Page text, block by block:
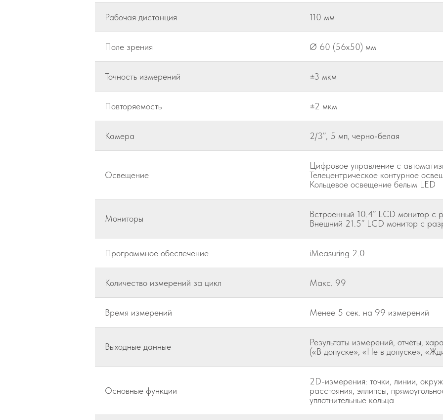
Рабочая дистанция 110 мм
Поле зрения Ø 60 (56x50) мм
Точность измерений ±3 мкм
Повторяемость ±2 мкм
Камера 2/3’’, 5 мп, черно-белая
Освещение
Цифровое управление с
Телецентрическое контурное
Кольцевое освещение белым LED
Мониторы
Встроенный 10.4’’ LCD монитор
Внешний 21.5’’ LCD монитор с
Программное обеспечение iMeasuring 2.0
Количество измерений за цикл Макс. 99
Время измерений Менее 5 сек. на 99 измерений
Выходные данные
Результаты измерений, отчёты,
(«В допуске», «Не в допуске»,
Основные функции
2D-измерения: точки, линии,
расстояния, эллипсы,
уплотнительные кольца